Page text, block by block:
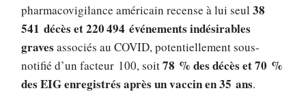
pharmacovigilance américain recense à lui seul38
541 décès et 220 494 événements indésirables
gravesassociés au COVID, potentiellement sous-
notifié d’un facteur 100, soit78 % des décès et 70 %
des EIG enregistrés après un vaccin en 35 ans.